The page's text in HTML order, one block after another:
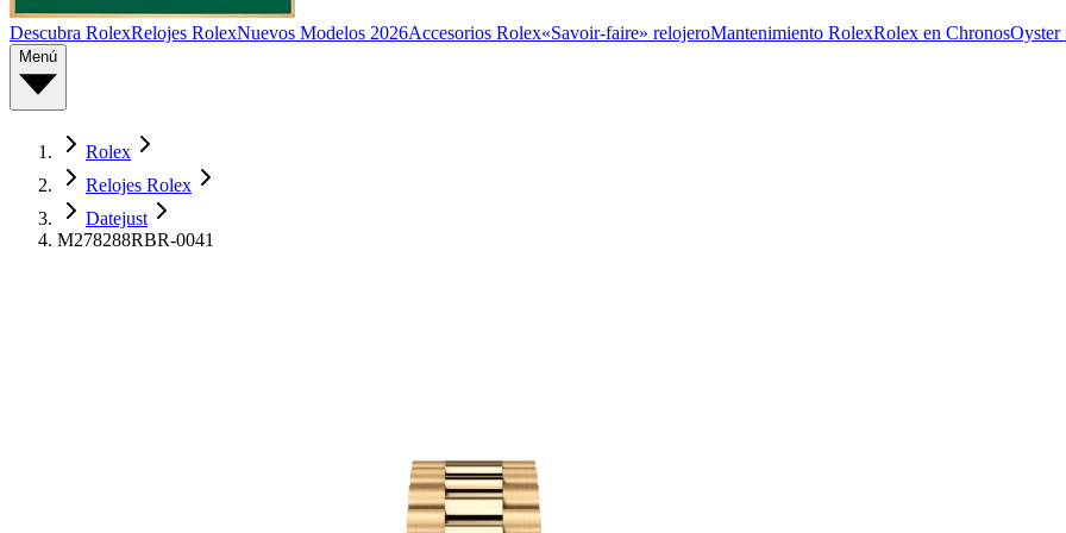
Descubra RolexRelojes RolexNuevos Modelos 2026Accesorios Rolex«Savoir-faire» relojeroMantenimiento RolexRolex en ChronosOyster
Menú
Rolex
Relojes Rolex
Datejust
M278288RBR-0041